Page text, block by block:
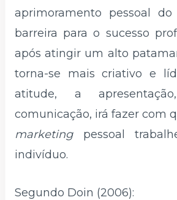
aprimoramento pessoal
barreira para o sucesso
após atingir um alto
torna-se mais criativo e
atitude, a
comunicação, irá fazer com
marketingpessoal
indivíduo.
Segundo Doin (2006):